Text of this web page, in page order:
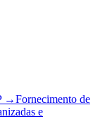
→Fornecimento de
e